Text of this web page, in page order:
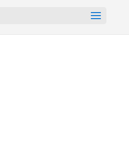
/ Parche «REMO»